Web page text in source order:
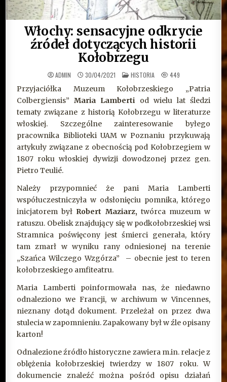
Włochy: sensacyjne odkrycie
źródeł dotyczących historii
Kołobrzegu
ADMIN 30/04/2021 OPUBLIKOWANE
W
HISTORIA 449
Przyjaciółka Muzeum Kołobrzeskiego „Patria
Colbergiensis”Maria Lamberti od wielu lat śledzi
tematy związane z historią Kołobrzegu w literaturze
włoskiej. Szczególne zainteresowanie byłego
pracownika Biblioteki UAM w Poznaniu przykuwają
artykuły związane z obecnością pod Kołobrzegiem w
1807 roku włoskiej dywizji dowodzonej przez gen.
Pietro Teulié.
Należy przypomnieć że pani Maria Lamberti
współuczestniczyła w odsłonięciu pomnika, którego
inicjatorem był Robert Maziarz, twórca muzeum w
ratuszu. Obelisk znajdujący się w podkołobrzeskiej wsi
Stramnica poświęcony jest śmierci generała, który
tam zmarł w wyniku rany odniesionej na terenie
„Szańca Wilczego Wzgórza” – obecnie jest to teren
kołobrzeskiego amfiteatru.
Maria Lamberti poinformowała nas, że niedawno
odnaleziono we Francji, w archiwum w Vincennes,
nieznany dotąd dokument. Przeleżał on przez dwa
stulecia w zapomnieniu. Zapakowany był w źle opisany
karton!
Odnalezione źródło historyczne zawiera m.in. relacje z
oblężenia kołobrzeskiej twierdzy w 1807 roku. W
dokumencie znaleźć można pośród opisu działań